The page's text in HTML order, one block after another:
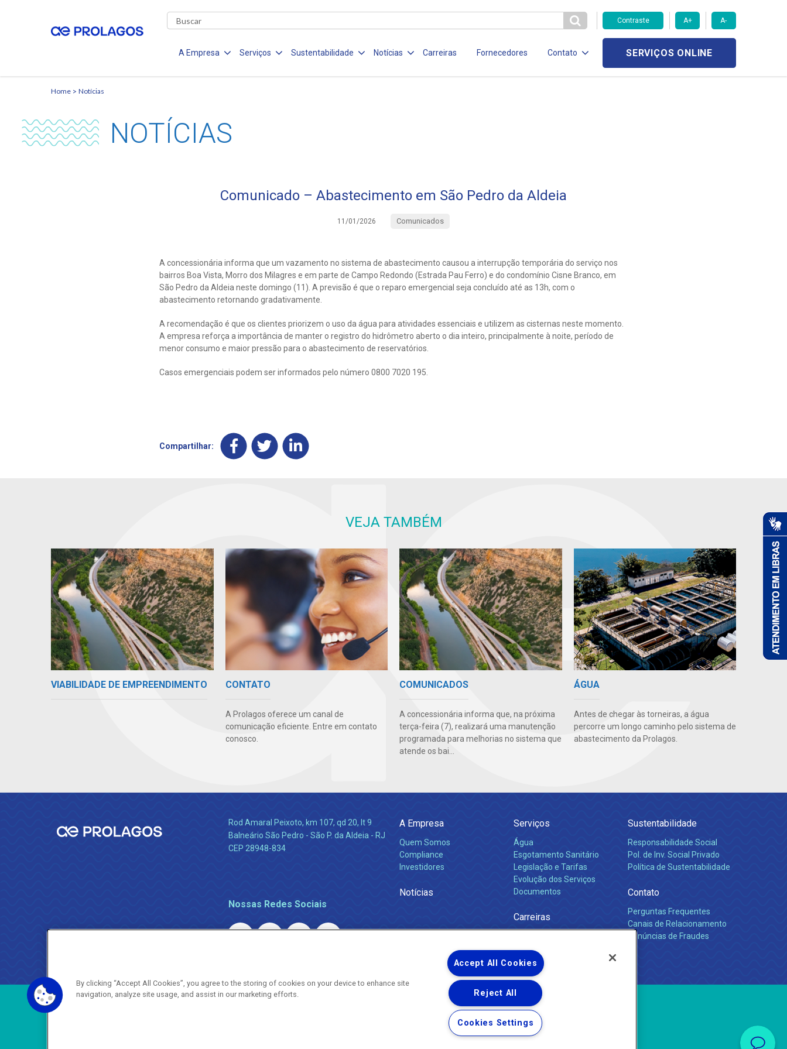
Contraste A+ A-
A Empresa Serviços Sustentabilidade Notícias Carreiras Fornecedores Contato SERVIÇOS ONLINE
Home Notícias
NOTÍCIAS
Comunicado – Abastecimento em São Pedro da Aldeia
11/01/2026 Comunicados
A concessionária informa que um vazamento no sistema de abastecimento causou a interrupção temporária do serviço nos
bairros Boa Vista, Morro dos Milagres e em parte de Campo Redondo (Estrada Pau Ferro) e do condomínio Cisne Branco, em
São Pedro da Aldeia neste domingo (11). A previsão é que o reparo emergencial seja concluído até as 13h, com o
abastecimento retornando gradativamente.
A recomendação é que os clientes priorizem o uso da água para atividades essenciais e utilizem as cisternas neste momento.
A empresa reforça a importância de manter o registro do hidrômetro aberto o dia inteiro, principalmente à noite, período de
menor consumo e maior pressão para o abastecimento de reservatórios.
Casos emergenciais podem ser informados pelo número 0800 7020 195.
Compartilhar:
VEJA TAMBÉM
VIABILIDADE DE EMPREENDIMENTO CONTATO
A Prolagos oferece um canal de
comunicação eficiente. Entre em contato
conosco.
COMUNICADOS
A concessionária informa que, na próxima
terça-feira (7), realizará uma manutenção
programada para melhorias no sistema que
atende os bai...
ÁGUA
Antes de chegar às torneiras, a água
percorre um longo caminho pelo sistema de
abastecimento da Prolagos.
Rod Amaral Peixoto, km 107, qd 20, lt 9
Balneário São Pedro - São P. da Aldeia - RJ
CEP 28948-834
Nossas Redes Sociais
A Empresa
Quem Somos
Compliance
Investidores
Notícias
Serviços
Água
Esgotamento Sanitário
Legislação e Tarifas
Evolução dos Serviços
Documentos
Carreiras
Sustentabilidade
Responsabilidade Social
Pol. de Inv. Social Privado
Política de Sustentabilidade
Contato
Perguntas Frequentes
Canais de Relacionamento
Denúncias de Fraudes
Copyright ® 2026 - Todos os Direitos Reservados.
By clicking “Accept All Cookies”, you agree to the storing of cookies on your device to enhance site
navigation, analyze site usage, and assist in our marketing efforts.
Accept All Cookies
Reject All
Cookies Settings